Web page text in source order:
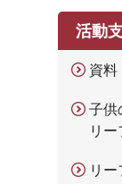
活動
資料
子供
リー
リ